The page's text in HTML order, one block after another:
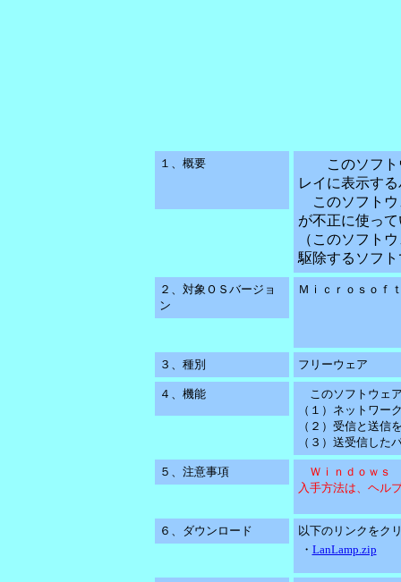
１、概要
このソフトウ
レイに表示す
このソフトウ
が不正に使っ
（このソフト
駆除するソフ
２、対象ＯＳバージョ
ン
Ｍｉｃｒｏｓｏ
３、種別 フリーウェア
４、機能
このソフトウェ
（１）ネットワー
（２）受信と送信
（３）送受信した
５、注意事項
Ｗｉｎｄｏｗｓ
入手方法は、ヘル
６、ダウンロード
以下のリンクをク
・ LanLamp.zip